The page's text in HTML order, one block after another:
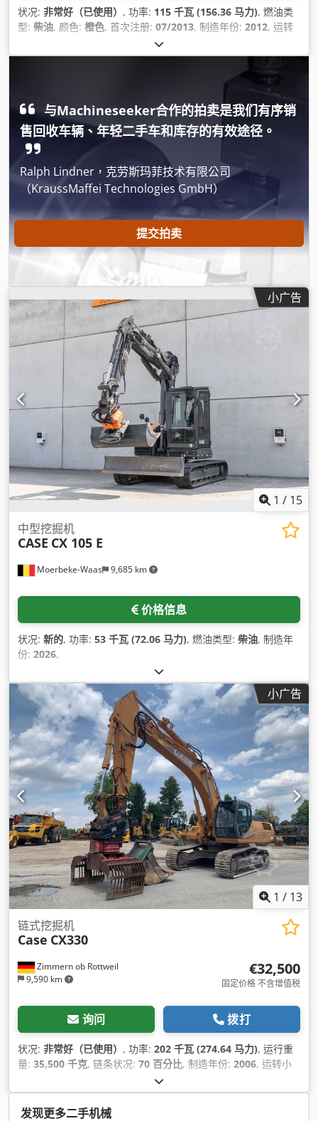
状况: 非常好（已使用） , 功率: 115 千瓦 (156.36 马力), 燃油类
型: 柴油, 颜色: 橙色, 首次注册: 07/2013, 制造年份: 2012, 运转
与Machineseeker合作的拍卖是我们有序销
售回收车辆、年轻二手车和库存的有效途径。
Ralph Lindner，克劳斯玛菲技术有限公司
（KraussMaffei Technologies GmbH）
提交拍卖
小广告
1 / 15
Moerbeke-Waas 9,685 km
中型挖掘机
CASE CX 105 E
价格信息
状况: 新的, 功率: 53 千瓦 (72.06 马力), 燃油类型: 柴油, 制造年
份: 2026,
小广告
1 / 13
Zimmern ob Rottweil
9,590 km
链式挖掘机
Case CX330
€32,500
固定价格 不含增值税
询问 拨打
状况: 非常好（已使用） , 功率: 202 千瓦 (274.64 马力), 运行重
量: 35,500 千克, 链条状况: 70 百分比, 制造年份: 2006, 运转小
发现更多二手机械